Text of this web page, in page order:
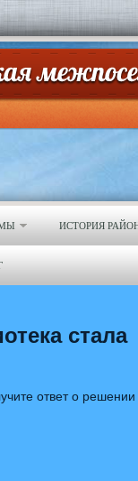
ИСТОРИЯ
стала
ответ о решении